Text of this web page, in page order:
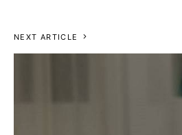
NEXT ARTICLE